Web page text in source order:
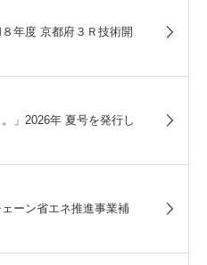
年度 京都府３Ｒ技術開
」2026年 夏号を発行し
ーン省エネ推進事業補